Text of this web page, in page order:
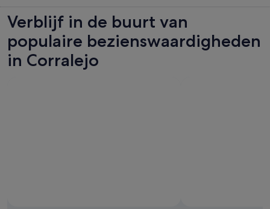
Verblijf in de buurt van
populaire bezienswaardigheden
in Corralejo